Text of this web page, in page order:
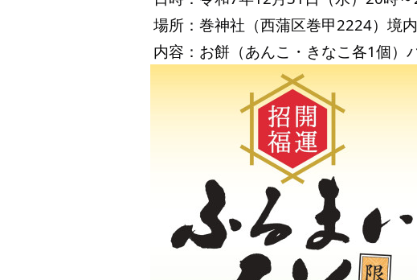
場所：巻神社（西蒲区巻甲2224）境内
内容：お餅（あんこ・きなこ各1個）